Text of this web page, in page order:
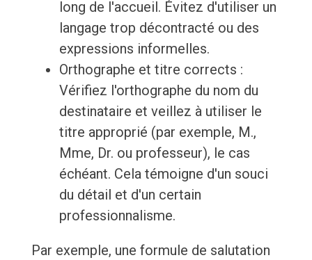
long de l'accueil. Évitez d'utiliser un
langage trop décontracté ou des
expressions informelles.
Orthographe et titre corrects :
Vérifiez l'orthographe du nom du
destinataire et veillez à utiliser le
titre approprié (par exemple, M.,
Mme, Dr. ou professeur), le cas
échéant. Cela témoigne d'un souci
du détail et d'un certain
professionnalisme.
Par exemple, une formule de salutation